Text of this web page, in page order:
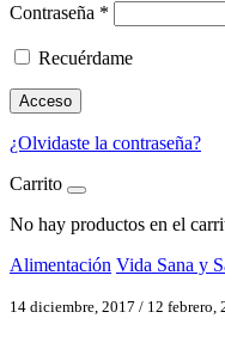
Contraseña *
Recuérdame
Acceso
¿Olvidaste la contraseña?
Carrito
No hay productos en el
Alimentación Vida Sana y
14 diciembre, 2017 / 12 febrero,